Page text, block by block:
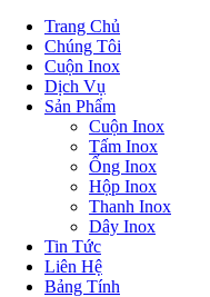
Trang Chủ
Chúng Tôi
Cuộn Inox
Dịch Vụ
Sản Phẩm
Cuộn Inox
Tấm Inox
Ống Inox
Hộp Inox
Thanh Inox
Dây Inox
Tin Tức
Liên Hệ
Bảng Tính